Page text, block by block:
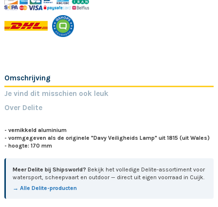
Omschrijving
Je vind dit misschien ook leuk
Over Delite
- vernikkeld aluminium
- vormgegeven als de originele "Davy Veiligheids Lamp" uit 1815 (uit Wales)
- hoogte: 170 mm
Meer Delite bij Shipsworld? Bekijk het volledige Delite-assortiment voor
watersport, scheepvaart en outdoor — direct uit eigen voorraad in Cuijk.
→ Alle Delite-producten